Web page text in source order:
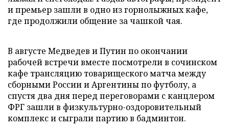
и премьер зашли в одно из горнолыжных кафе,
где продолжили общение за чашкой чая.
В августе Медведев и Путин по окончании
рабочей встречи вместе посмотрели в сочинском
кафе трансляцию товарищеского матча между
сборными России и Аргентины по футболу, а
спустя два дня перед переговорами с канцлером
ФРГ зашли в физкультурно-оздоровительный
комплекс и сыграли партию в бадминтон.